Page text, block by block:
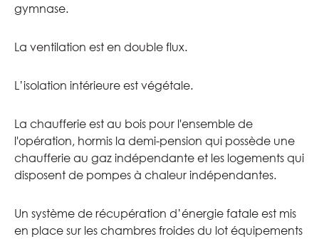
gymnase.
La ventilation est en double flux.
L’isolation intérieure est végétale.
La chaufferie est au bois pour l'ensemble de
l'opération, hormis la demi-pension qui possède une
chaufferie au gaz indépendante et les logements qui
disposent de pompes à chaleur indépendantes.
Un système de récupération d’énergie fatale est mis
en place sur les chambres froides du lot équipements